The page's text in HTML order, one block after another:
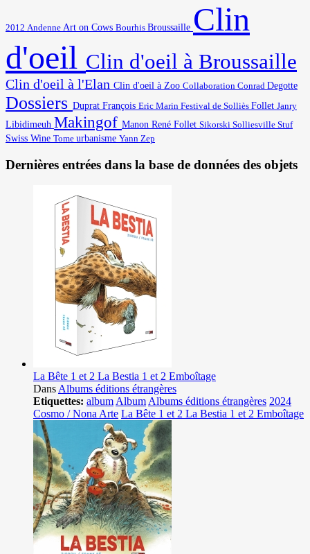
2012 Andenne Art on Cows Bourhis Broussaille Clin
d'oeil Clin d'oeil à Broussaille
Clin d'oeil à l'Elan Clin d'oeil à Zoo Collaboration Conrad Degotte
Dossiers Duprat François Eric Marin Festival de Solliès Follet Janry
Libidimeuh Makingof Manon René Follet Sikorski Solliesville Stuf
Swiss Wine Tome urbanisme Yann Zep
Dernières entrées dans la base de données des objets
La Bête 1 et 2 La Bestia 1 et 2 Emboîtage
DansAlbums éditions étrangères
Etiquettes: albumAlbumAlbums éditions étrangères 2024
Cosmo / Nona Arte La Bête 1 et 2 La Bestia 1 et 2 Emboîtage